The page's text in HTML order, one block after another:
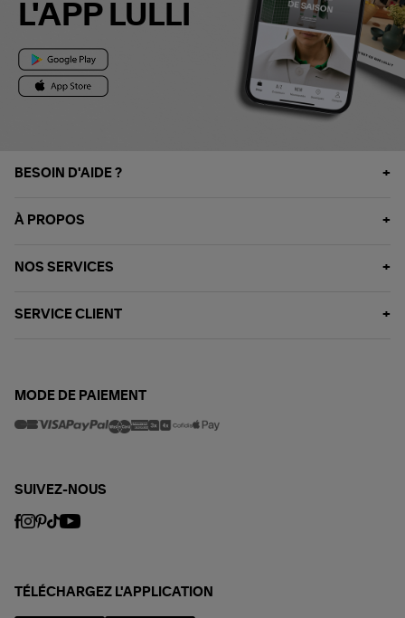
L'APP LULLI
BESOIN D'AIDE ?
À PROPOS
NOS SERVICES
SERVICE CLIENT
MODE DE PAIEMENT
SUIVEZ-NOUS
TÉLÉCHARGEZ L'APPLICATION